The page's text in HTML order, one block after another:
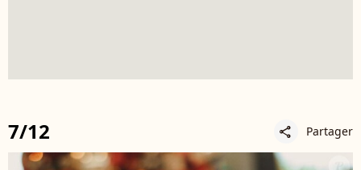
7/12 share Partager